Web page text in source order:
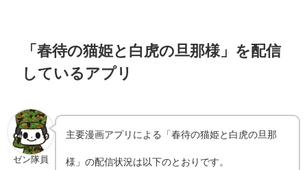
「春待の猫姫と白虎の旦那様」を配信
しているアプリ
ゼン隊員
主要漫画アプリによる「春待の猫姫と白虎の旦那
様」の配信状況は以下のとおりです。